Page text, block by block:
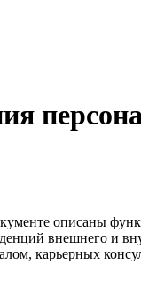
описаны
внешнего и
карьерных